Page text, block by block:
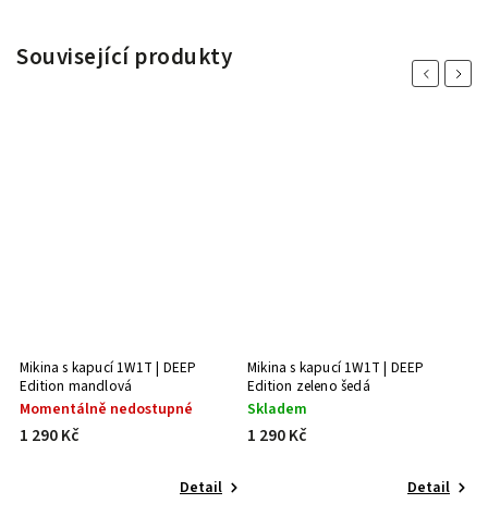
Související produkty
Previous
Mikina s kapucí 1W1T | DEEP
Edition mandlová
Momentálně nedostupné
1 290 Kč
Detail
Mikina s kapucí 1W1T | DEEP
Edition zeleno šedá
Skladem
1 290 Kč
Detail
Next